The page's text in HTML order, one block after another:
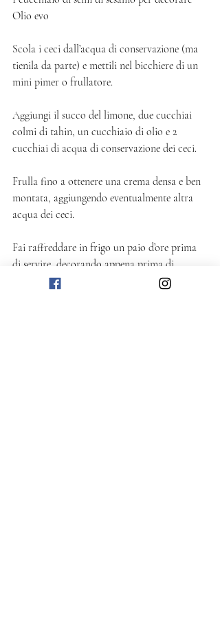
Olio evo
Scola i ceci dall’acqua di conservazione (ma
tienila da parte) e mettili nel bicchiere di un
mini pimer o frullatore.
Aggiungi il succo del limone, due cucchiai
colmi di tahin, un cucchiaio di olio e 2
cucchiai di acqua di conservazione dei ceci.
Frulla fino a ottenere una crema densa e ben
montata, aggiungendo eventualmente altra
acqua dei ceci.
Fai raffreddare in frigo un paio d’ore prima
di servire, decorando appena prima di
portare in tavola con i chicchi di melograno,